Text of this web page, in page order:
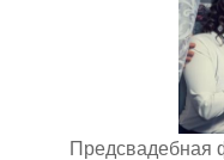
Предсвадебная